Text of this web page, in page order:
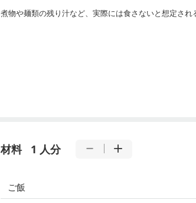
煮物や麺類の残り汁など、実際には食さないと想定され
材料 1 人分
ご飯